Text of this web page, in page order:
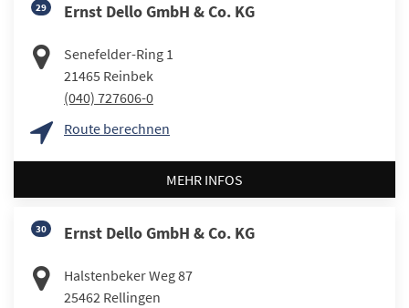
29 Ernst Dello GmbH & Co. KG
Senefelder-Ring 1
21465 Reinbek
(040) 727606-0
Route berechnen
MEHR INFOS
30 Ernst Dello GmbH & Co. KG
Halstenbeker Weg 87
25462 Rellingen